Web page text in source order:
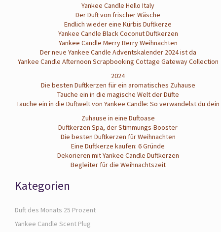
Yankee Candle Hello Italy
Der Duft von frischer Wäsche
Endlich wieder eine Kürbis Duftkerze
Yankee Candle Black Coconut Duftkerzen
Yankee Candle Merry Berry Weihnachten
Der neue Yankee Candle Adventskalender 2024 ist da
Yankee Candle Afternoon Scrapbooking Cottage Gateway Collection
2024
Die besten Duftkerzen für ein aromatisches Zuhause
Tauche ein in die magische Welt der Düfte
Tauche ein in die Duftwelt von Yankee Candle: So verwandelst du dein
Zuhause in eine Duftoase
Duftkerzen Spa, der Stimmungs-Booster
Die besten Duftkerzen für Weihnachten
Eine Duftkerze kaufen: 6 Gründe
Dekorieren mit Yankee Candle Duftkerzen
Begleiter für die Weihnachtszeit
Kategorien
Duft des Monats 25 Prozent
Yankee Candle Scent Plug